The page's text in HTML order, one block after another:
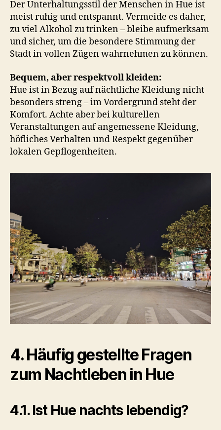
Der Unterhaltungsstil der Menschen in Hue ist
meist ruhig und entspannt. Vermeide es daher,
zu viel Alkohol zu trinken – bleibe aufmerksam
und sicher, um die besondere Stimmung der
Stadt in vollen Zügen wahrnehmen zu können.
Bequem, aber respektvoll kleiden:
Hue ist in Bezug auf nächtliche Kleidung nicht
besonders streng – im Vordergrund steht der
Komfort. Achte aber bei kulturellen
Veranstaltungen auf angemessene Kleidung,
höfliches Verhalten und Respekt gegenüber
lokalen Gepflogenheiten.
4. Häufig gestellte Fragen
zum Nachtleben in Hue
4.1. Ist Hue nachts lebendig?